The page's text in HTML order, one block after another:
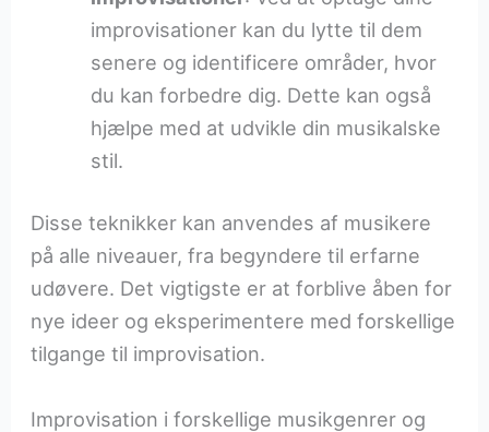
improvisationer kan du lytte til dem
senere og identificere områder, hvor
du kan forbedre dig. Dette kan også
hjælpe med at udvikle din musikalske
stil.
Disse teknikker kan anvendes af musikere
på alle niveauer, fra begyndere til erfarne
udøvere. Det vigtigste er at forblive åben for
nye ideer og eksperimentere med forskellige
tilgange til improvisation.
Improvisation i forskellige musikgenrer og